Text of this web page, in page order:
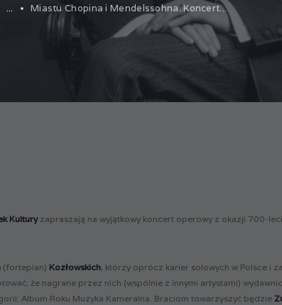
... Miastu Chopina i Mendelssohna. Koncert...
Kulturyzapraszają na wyjątkowy koncert operowy z okazji 700-
(fortepian) Kozłowskich, którzy oprócz karier solowych w Polsce i
że nagrane przez nich (wspólnie z innymi artystami)
Album Roku Muzyka Kameralna. Braciom towarzyszyć będzie